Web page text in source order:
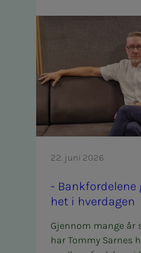
22. juni 2026
-
het i hver­­­da­­­gen
Gjennom mange år
har Tommy Sarnes